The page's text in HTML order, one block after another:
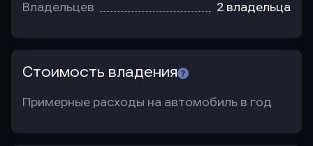
Владельцев 2 владельца
Стоимость владения
Примерные расходы на автомобиль в год